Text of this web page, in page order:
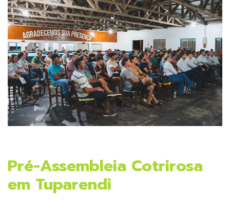
Pré-Assembleia Cotrirosa
em Tuparendi